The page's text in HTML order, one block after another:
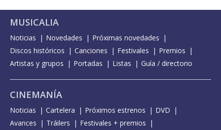
MUSICALIA
Noticias Novedades
Próximas novedades
Discos históricos
Canciones Festivales
Premios
Artistas y grupos
Portadas Listas Guía / directorio
CINEMANÍA
Noticias Cartelera Próximos estrenos
DVD
Avances
Tráilers
Festivales + premios